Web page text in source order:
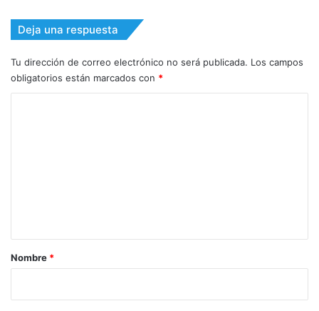
Deja una respuesta
Tu dirección de correo electrónico no será publicada. Los campos
obligatorios están marcados con *
r
Nombre *